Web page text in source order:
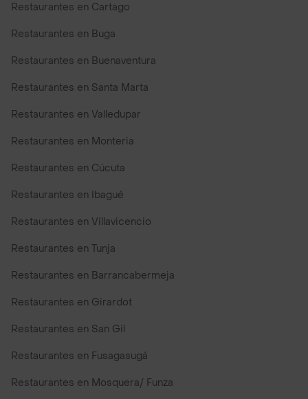
Restaurantes en Cartago
Restaurantes en Buga
Restaurantes en Buenaventura
Restaurantes en Santa Marta
Restaurantes en Valledupar
Restaurantes en Monteria
Restaurantes en Cúcuta
Restaurantes en Ibagué
Restaurantes en Villavicencio
Restaurantes en Tunja
Restaurantes en Barrancabermeja
Restaurantes en Girardot
Restaurantes en San Gil
Restaurantes en Fusagasugá
Restaurantes en Mosquera/ Funza